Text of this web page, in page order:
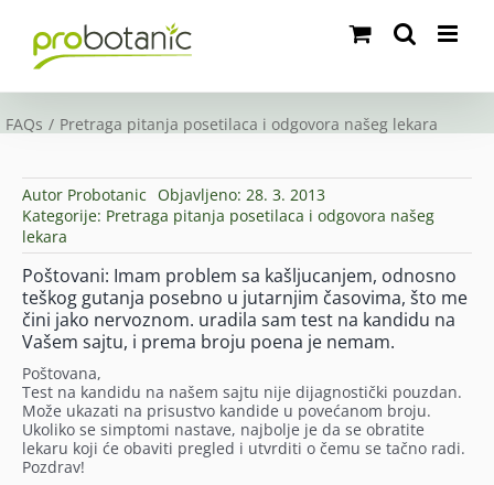
content
FAQs Pretraga pitanja posetilaca i odgovora našeg lekara
Autor Probotanic Objavljeno: 28. 3. 2013
Kategorije: Pretraga pitanja posetilaca i odgovora našeg
lekara
Poštovani: Imam problem sa kašljucanjem, odnosno
teškog gutanja posebno u jutarnjim časovima, što me
čini jako nervoznom. uradila sam test na kandidu na
Vašem sajtu, i prema broju poena je nemam.
Poštovana,
Test na kandidu na našem sajtu nije dijagnostički pouzdan.
Može ukazati na prisustvo kandide u povećanom broju.
Ukoliko se simptomi nastave, najbolje je da se obratite
lekaru koji će obaviti pregled i utvrditi o čemu se tačno radi.
Pozdrav!